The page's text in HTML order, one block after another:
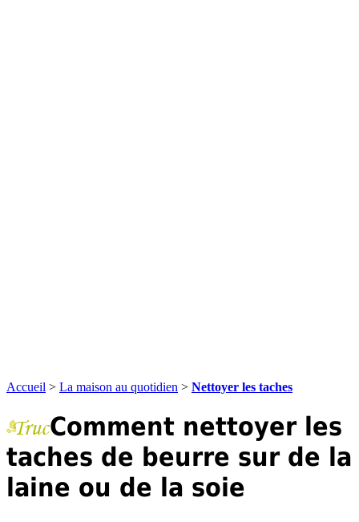
Accueil > La maison au quotidien > Nettoyer les taches
Comment nettoyer les
taches de beurre sur de la
laine ou de la soie